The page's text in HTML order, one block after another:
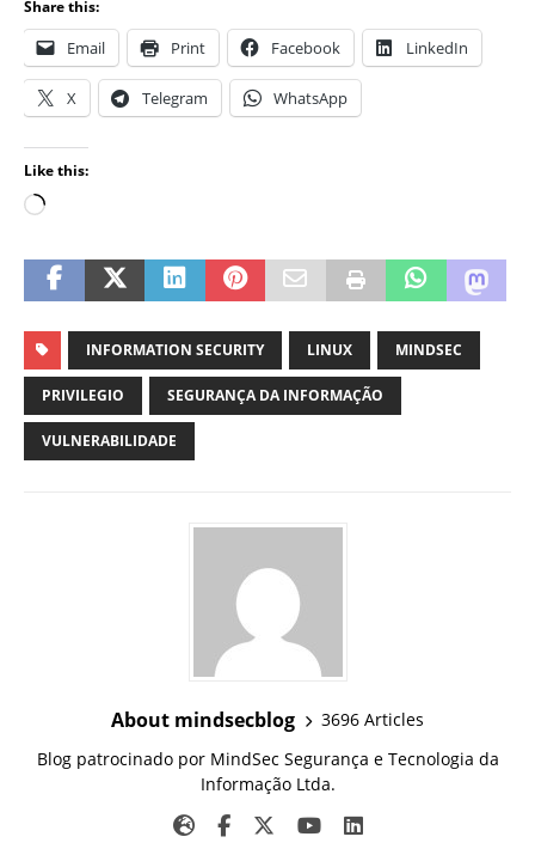
Share this:
Email Print Facebook LinkedIn
X Telegram WhatsApp
Like this:
INFORMATION SECURITY LINUX MINDSEC
PRIVILEGIO SEGURANÇA DA INFORMAÇÃO
VULNERABILIDADE
About mindsecblog
3696 Articles
Blog patrocinado por MindSec Segurança e Tecnologia da
Informação Ltda.